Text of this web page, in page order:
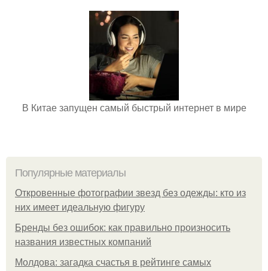
В Китае запущен самый быстрый интернет в мире
Популярные материалы
Откровенные фотографии звезд без одежды: кто из
них имеет идеальную фигуру
Бренды без ошибок: как правильно произносить
названия известных компаний
Молдова: загадка счастья в рейтинге самых